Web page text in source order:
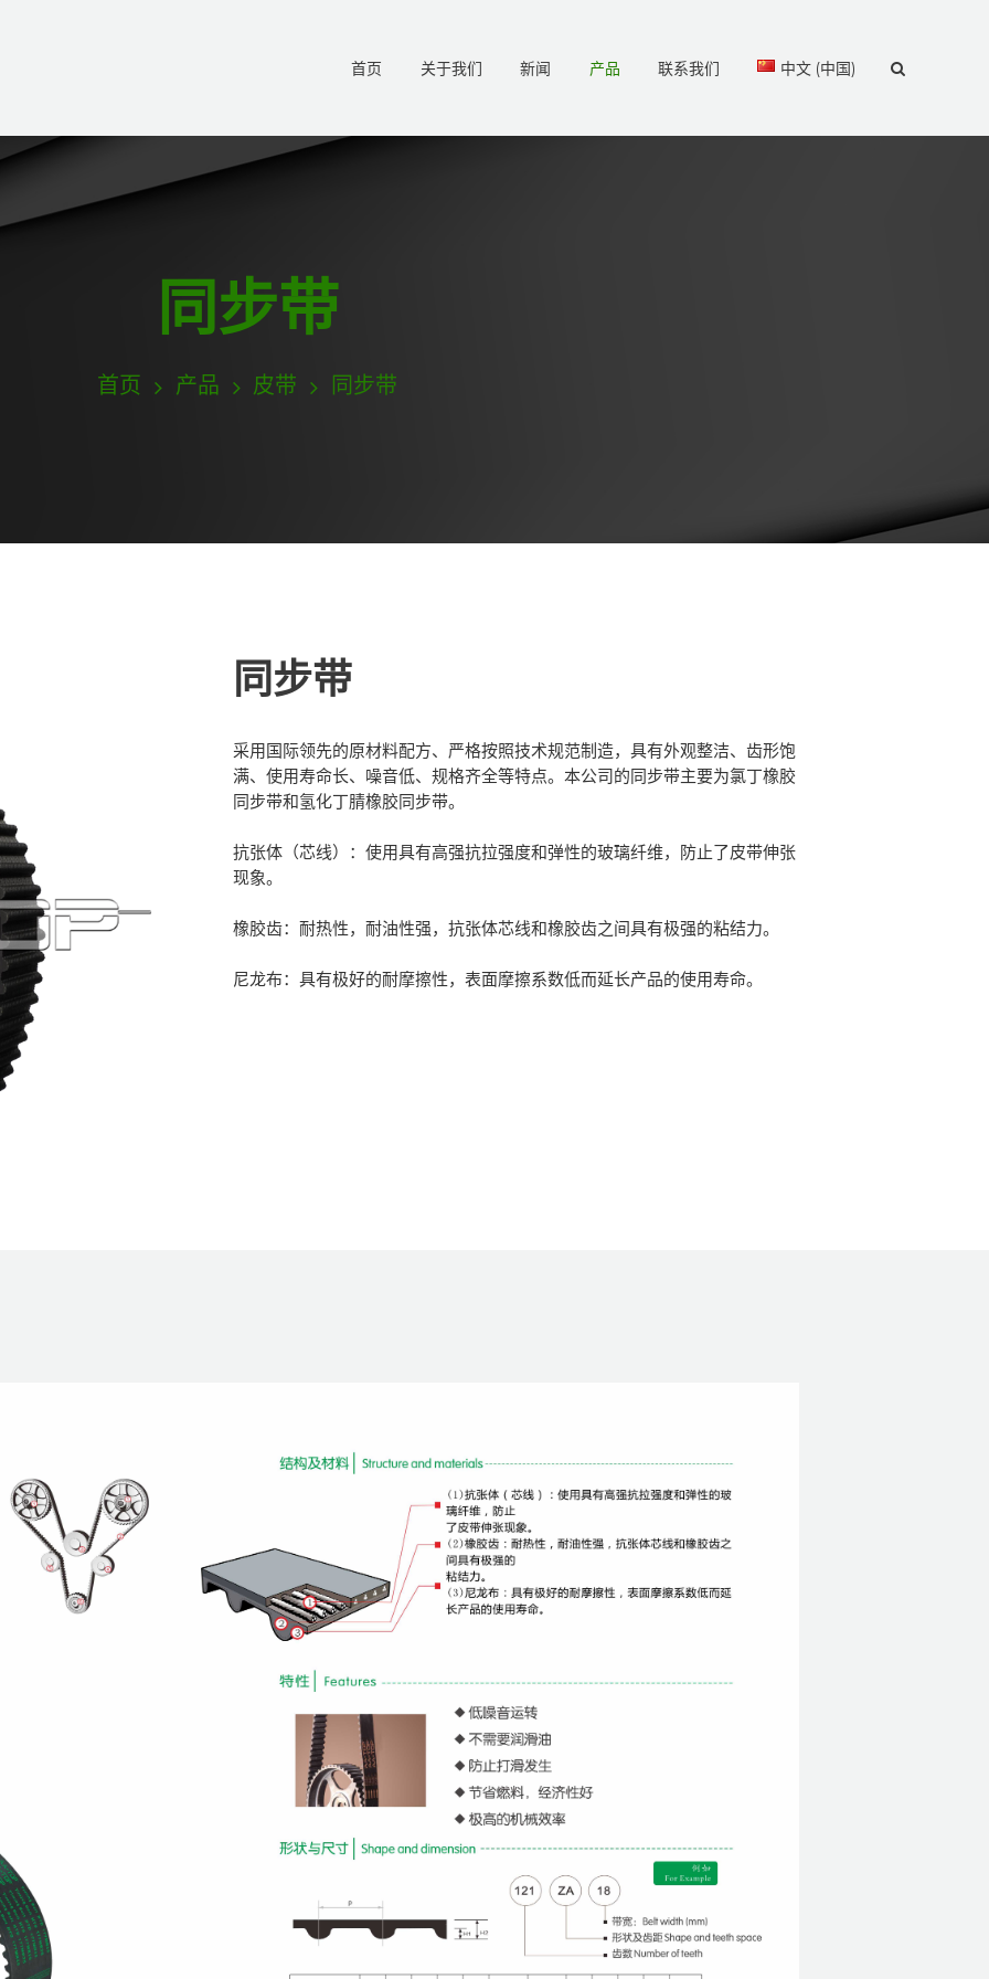
首页 关于我们 新闻 产品 联系我们 中文 (中国)
同步带
首页 产品 皮带 同步带
同步带
采用国际领先的原材料配方、严格按照技术规范制造，具有外观整洁、齿形饱
满、使用寿命长、噪音低、规格齐全等特点。本公司的同步带主要为氯丁橡胶
同步带和氢化丁腈橡胶同步带。
抗张体（芯线）：使用具有高强抗拉强度和弹性的玻璃纤维，防止了皮带伸张
现象。
橡胶齿：耐热性，耐油性强，抗张体芯线和橡胶齿之间具有极强的粘结力。
尼龙布：具有极好的耐摩擦性，表面摩擦系数低而延长产品的使用寿命。